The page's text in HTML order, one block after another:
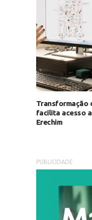
Transformação
facilita acesso
Erechim
PUBLICIDADE